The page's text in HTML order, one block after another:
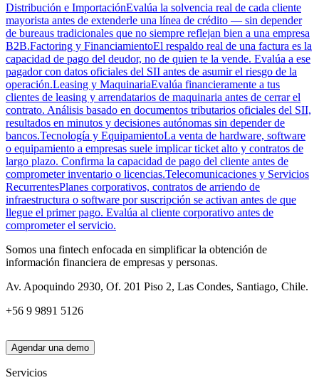
Distribución e ImportaciónEvalúa la solvencia real de cada cliente
mayorista antes de extenderle una línea de crédito — sin depender
de bureaus tradicionales que no siempre reflejan bien a una empresa
B2B.Factoring y FinanciamientoEl respaldo real de una factura es la
capacidad de pago del deudor, no de quien te la vende. Evalúa a ese
pagador con datos oficiales del SII antes de asumir el riesgo de la
operación.Leasing y MaquinariaEvalúa financieramente a tus
clientes de leasing y arrendatarios de maquinaria antes de cerrar el
contrato. Análisis basado en documentos tributarios oficiales del SII,
resultados en minutos y decisiones autónomas sin depender de
bancos.Tecnología y EquipamientoLa venta de hardware, software
o equipamiento a empresas suele implicar ticket alto y contratos de
largo plazo. Confirma la capacidad de pago del cliente antes de
comprometer inventario o licencias.Telecomunicaciones y Servicios
RecurrentesPlanes corporativos, contratos de arriendo de
infraestructura o software por suscripción se activan antes de que
llegue el primer pago. Evalúa al cliente corporativo antes de
comprometer el servicio.
Somos una fintech enfocada en simplificar la obtención de
información financiera de empresas y personas.
Av. Apoquindo 2930, Of. 201 Piso 2, Las Condes, Santiago, Chile.
+56 9 9891 5126
Agendar una demo
Servicios